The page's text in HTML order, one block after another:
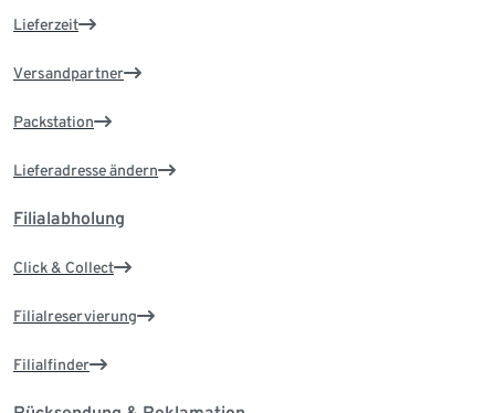
Lieferzeit
Versandpartner
Packstation
Lieferadresse ändern
Filialabholung
Click & Collect
Filialreservierung
Filialfinder